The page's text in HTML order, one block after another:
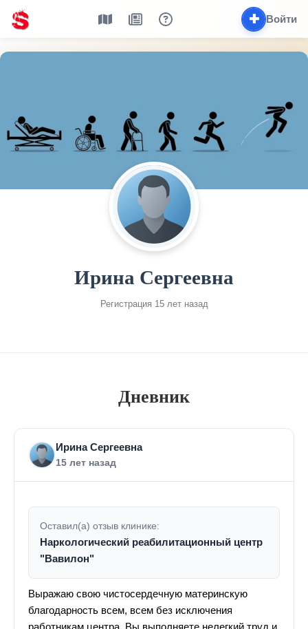
✚ Войти
Ирина Сергеевна
Регистрация 15 лет назад
Дневник
Ирина Сергеевна
15 лет назад
Оставил(а) отзыв клинике:
Наркологический реабилитационный центр
"Вавилон"
Выражаю свою чистосердечную материнскую
благодарность всем, всем без исключения